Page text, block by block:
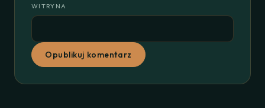
WITRYNA
Opublikuj komentarz